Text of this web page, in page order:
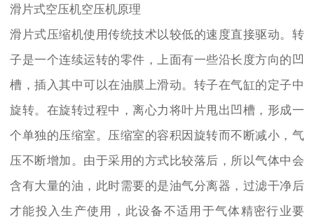
滑片式空压机空压机原理
滑片式压缩机使用传统技术以较低的速度直接驱动。转
子是一个连续运转的零件，上面有一些沿长度方向的凹
槽，插入其中可以在油膜上滑动。转子在气缸的定子中
旋转。在旋转过程中，离心力将叶片甩出凹槽，形成一
个单独的压缩室。压缩室的容积因旋转而不断减小，气
压不断增加。由于采用的方式比较落后，所以气体中会
含有大量的油，此时需要的是油气分离器，过滤干净后
才能投入生产使用，此设备不适用于气体精密行业要